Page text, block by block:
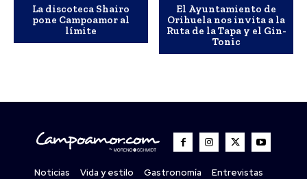
La discoteca Shairo
pone Campoamor al
límite
El Ayuntamiento de
Orihuela nos invita a la
Ruta de la Tapa y el Gin-
Tonic
Noticias Vida y estilo Gastronomía
Entrevistas